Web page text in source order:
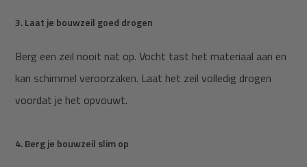
3. Laat je bouwzeil goed drogen
Berg een zeil nooit nat op. Vocht tast het materiaal aan en
kan schimmel veroorzaken. Laat het zeil volledig drogen
voordat je het opvouwt.
4. Berg je bouwzeil slim op